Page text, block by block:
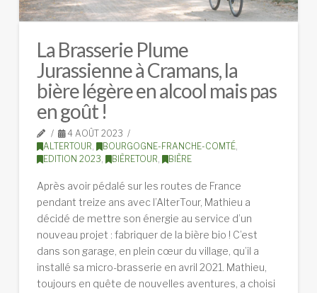
La Brasserie Plume
Jurassienne à Cramans, la
bière légère en alcool mais pas
en goût !
4 AOÛT 2023
ALTERTOUR
BOURGOGNE-FRANCHE-COMTÉ,
EDITION 2023
BIÈRETOUR BIÈRE
Après avoir pédalé sur les routes de France
pendant treize ans avec l’AlterTour, Mathieu a
décidé de mettre son énergie au service d’un
nouveau projet : fabriquer de la bière bio ! C’est
dans son garage, en plein cœur du village, qu’il a
installé sa micro-brasserie en avril 2021. Mathieu,
toujours en quête de nouvelles aventures, a choisi